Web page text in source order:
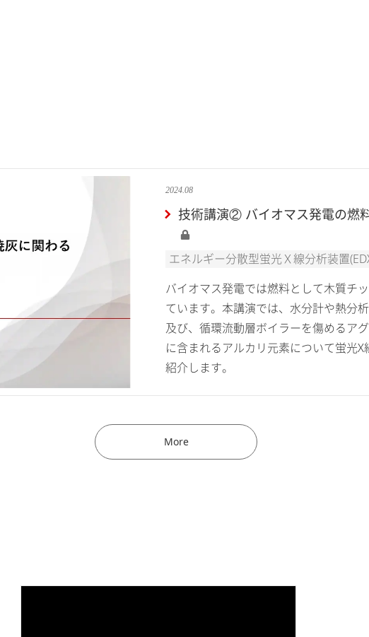
2024.08
技術講演② バイオマス発電の燃
エネルギー分散型蛍光Ｘ線分析装置
バイオマス発電では燃料として木質チ
ています。本講演では、水分計や熱分
及び、循環流動層ボイラーを傷めるア
に含まれるアルカリ元素について蛍光
紹介します。
More